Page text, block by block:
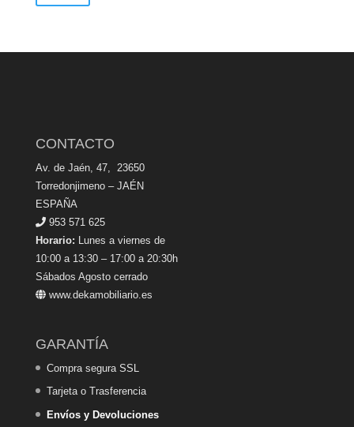
CONTACTO
Av. de Jaén, 47, 23650
Torredonjimeno – JAÉN
ESPAÑA
953 571 625
Horario: Lunes a viernes de
10:00 a 13:30 – 17:00 a 20:30h
Sábados Agosto cerrado
www.dekamobiliario.es
GARANTÍA
Compra segura SSL
Tarjeta o Trasferencia
Envíos y Devoluciones